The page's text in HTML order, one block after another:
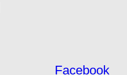
Facebook